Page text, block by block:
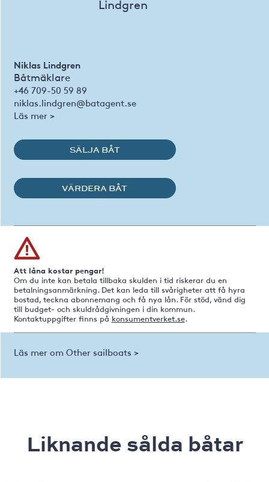
Niklas Lindgren
Båtmäklare
+46 709-50 59 89
niklas.lindgren@batagent.se
Läs mer >
SÄLJA BÅT
VÄRDERA BÅT
Att låna kostar pengar!
Om du inte kan betala tillbaka skulden i tid riskerar du en
betalningsanmärkning. Det kan leda till svårigheter att få hyra
bostad, teckna abonnemang och få nya lån. För stöd, vänd dig
till budget- och skuldrådgivningen i din kommun.
Kontaktuppgifter finns på konsumentverket.se.
Läs mer om Other sailboats >
Liknande sålda båtar